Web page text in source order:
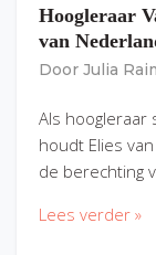
Hoogleraar
van
Door Julia
Als hoogleraar
houdt Elies
de berechting
Lees verder »